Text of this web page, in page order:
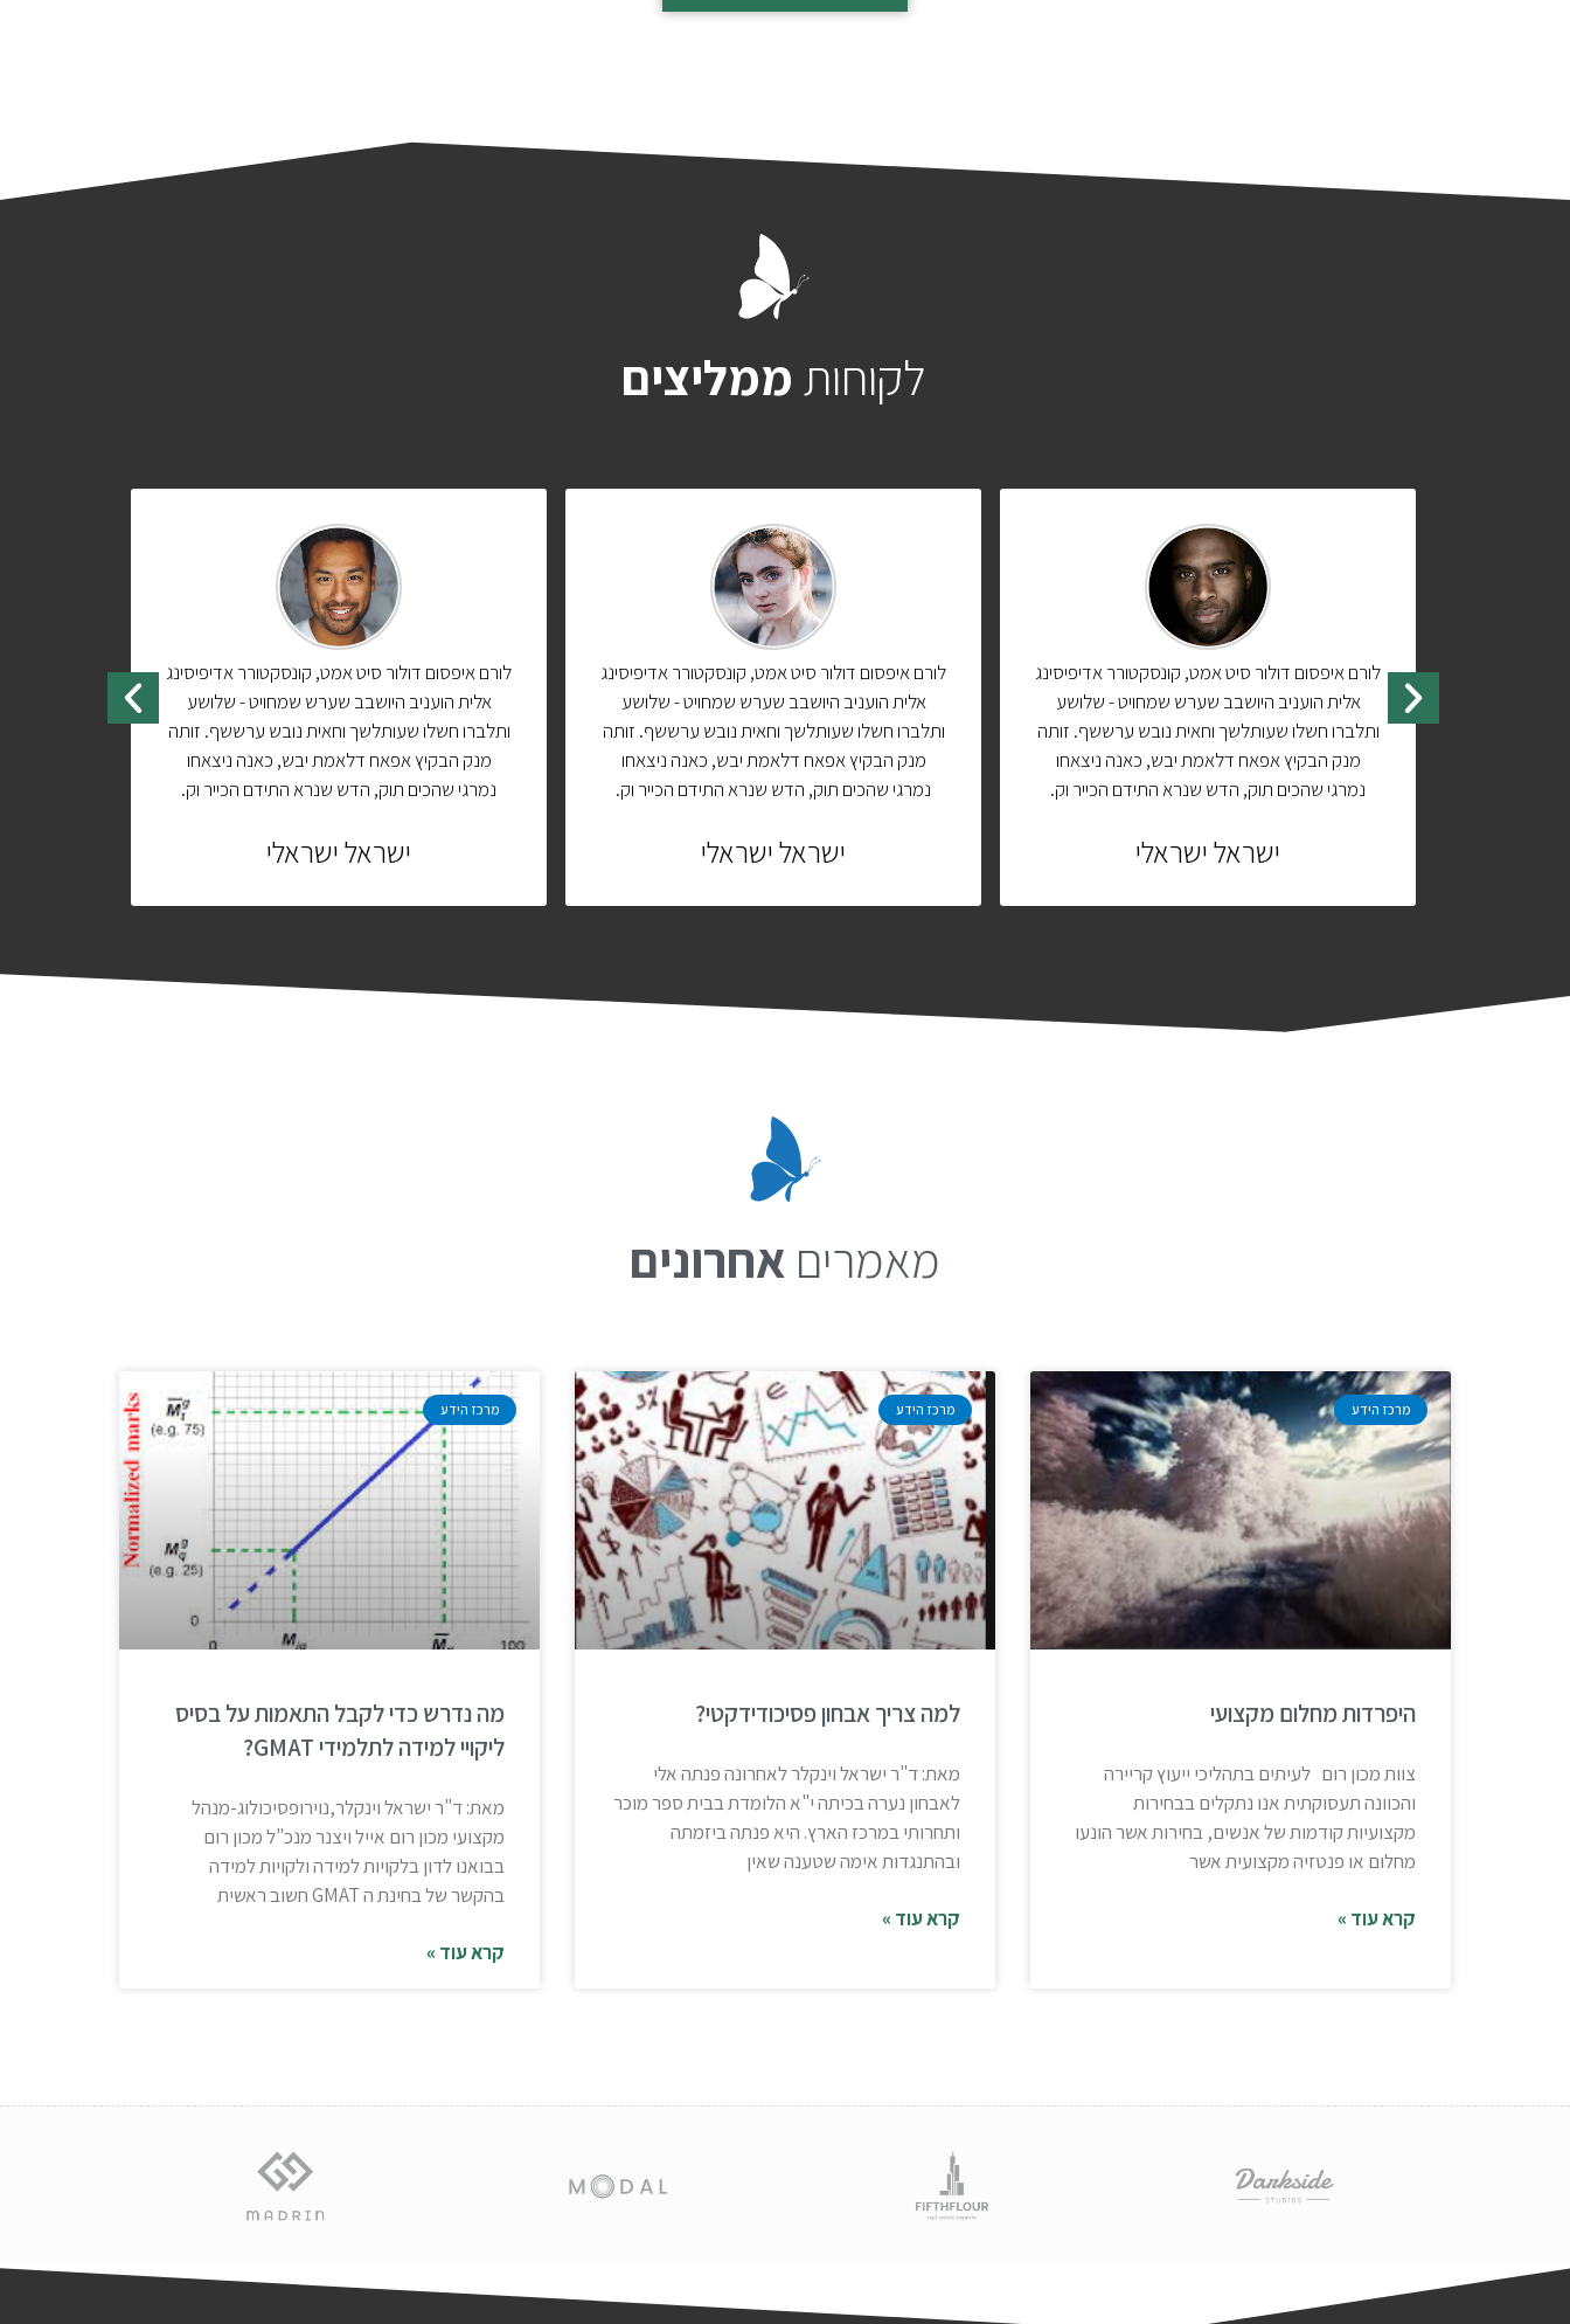
לקוחות ממליצים
לורם איפסום דולור סיט אמט, קונסקטורר אדיפיסינג
אלית הועניב היושבב שערש שמחויט - שלושע
ותלברו חשלו שעותלשך וחאית נובש ערששף. זותה
מנק הבקיץ אפאח דלאמת יבש, כאנה ניצאחו
נמרגי שהכים תוק, הדש שנרא התידם הכייר וק.
ישראל ישראלי
לורם איפסום דולור סיט אמט, קונסקטורר אדיפיסינג
אלית הועניב היושבב שערש שמחויט - שלושע
ותלברו חשלו שעותלשך וחאית נובש ערששף. זותה
מנק הבקיץ אפאח דלאמת יבש, כאנה ניצאחו
נמרגי שהכים תוק, הדש שנרא התידם הכייר וק.
ישראל ישראלי
לורם איפסום דולור סיט אמט, קונסקטורר אדיפיסינג
אלית הועניב היושבב שערש שמחויט - שלושע
ותלברו חשלו שעותלשך וחאית נובש ערששף. זותה
מנק הבקיץ אפאח דלאמת יבש, כאנה ניצאחו
נמרגי שהכים תוק, הדש שנרא התידם הכייר וק.
ישראל ישראלי
מאמרים אחרונים
מרכז הידע
היפרדות מחלום מקצועי
צוות מכון רום לעיתים בתהליכי ייעוץ קריירה
והכוונה תעסוקתית אנו נתקלים בבחירות
מקצועיות קודמות של אנשים, בחירות אשר הונעו
מחלום או פנטזיה מקצועית אשר
קרא עוד »
מרכז הידע
למה צריך אבחון פסיכודידקטי?
מאת: ד"ר ישראל וינקלר לאחרונה פנתה אלי
לאבחון נערה בכיתה י"א הלומדת בבית ספר מוכר
ותחרותי במרכז הארץ. היא פנתה ביזמתה
ובהתנגדות אימה שטענה שאין
קרא עוד »
מרכז הידע
מה נדרש כדי לקבל התאמות על בסיס
ליקויי למידה לתלמידי GMAT?
מאת: ד"ר ישראל וינקלר,נוירופסיכולוג-מנהל
מקצועי מכון רום אייל ויצנר מנכ"ל מכון רום
בבואנו לדון בלקויות למידה ולקויות למידה
בהקשר של בחינת ה GMAT חשוב ראשית
קרא עוד »